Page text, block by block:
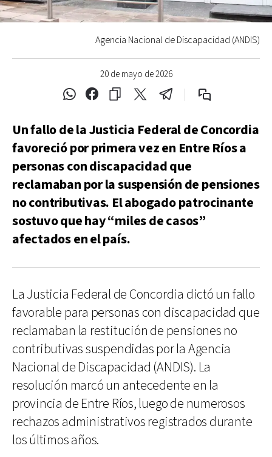
20 de mayo de 2026
Agencia Nacional de Discapacidad (ANDIS)
Un fallo de la Justicia Federal de Concordia
favoreció por primera vez en Entre Ríos a
personas con discapacidad que
reclamaban por la suspensión de pensiones
no contributivas. El abogado patrocinante
sostuvo que hay “miles de casos”
afectados en el país.
La Justicia Federal de Concordia dictó un fallo
favorable para personas con discapacidad que
reclamaban la restitución de pensiones no
contributivas suspendidas por la Agencia
Nacional de Discapacidad (ANDIS). La
resolución marcó un antecedente en la
provincia de Entre Ríos, luego de numerosos
rechazos administrativos registrados durante
los últimos años.